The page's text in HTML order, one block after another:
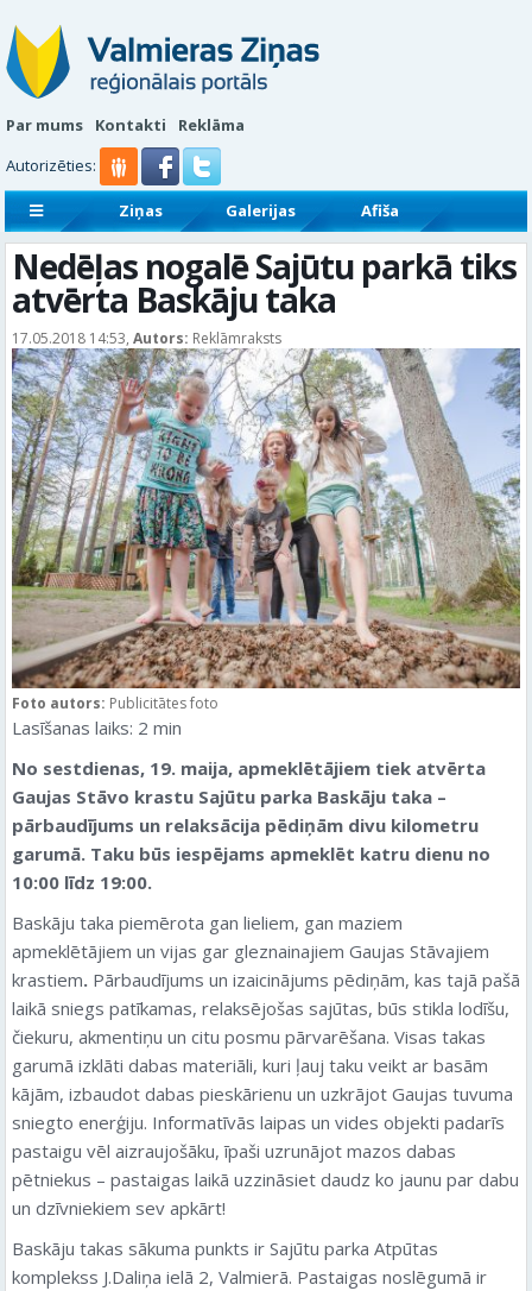
Par mums Kontakti
Reklāma
Autorizēties:
Ziņas Galerijas
Afiša
Sludinājumi
Nedēļas nogalē Sajūtu parkā tiks
atvērta Baskāju taka
17.05.2018 14:53, Autors: Reklāmraksts
Foto autors: Publicitātes foto
Lasīšanas laiks: 2 min
No sestdienas, 19. maija, apmeklētājiem tiek atvērta
Gaujas Stāvo krastu Sajūtu parka Baskāju taka –
pārbaudījums un relaksācija pēdiņām divu kilometru
garumā. Taku būs iespējams apmeklēt katru dienu no
10:00 līdz 19:00.
Baskāju taka piemērota gan lieliem, gan maziem
apmeklētājiem un vijas gar gleznainajiem Gaujas Stāvajiem
krastiem. Pārbaudījums un izaicinājums pēdiņām, kas tajā pašā
laikā sniegs patīkamas, relaksējošas sajūtas, būs stikla lodīšu,
čiekuru, akmentiņu un citu posmu pārvarēšana. Visas takas
garumā izklāti dabas materiāli, kuri ļauj taku veikt ar basām
kājām, izbaudot dabas pieskārienu un uzkrājot Gaujas tuvuma
sniegto enerģiju. Informatīvās laipas un vides objekti padarīs
pastaigu vēl aizraujošāku, īpaši uzrunājot mazos dabas
pētniekus – pastaigas laikā uzzināsiet daudz ko jaunu par dabu
un dzīvniekiem sev apkārt!
Baskāju takas sākuma punkts ir Sajūtu parka Atpūtas
komplekss J.Daliņa ielā 2, Valmierā. Pastaigas noslēgumā ir